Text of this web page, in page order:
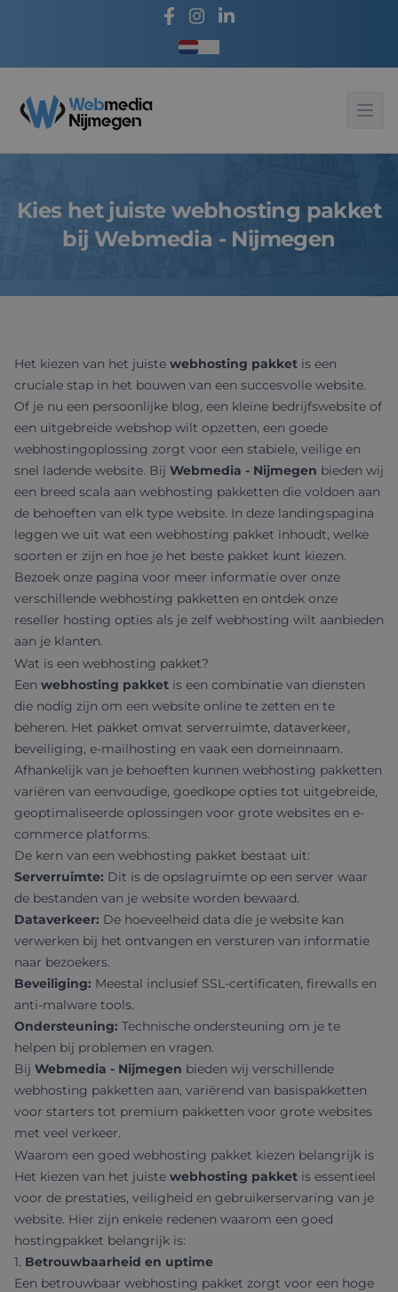
Taal kiezen
Webmedia - Nijmegen
Kies het juiste webhosting pakket
bij Webmedia - Nijmegen
Het kiezen van het juiste webhosting pakket is een
cruciale stap in het bouwen van een succesvolle website.
Of je nu een persoonlijke blog, een kleine bedrijfswebsite of
een uitgebreide webshop wilt opzetten, een goede
webhostingoplossing zorgt voor een stabiele, veilige en
snel ladende website. Bij Webmedia - Nijmegen bieden wij
een breed scala aan webhosting pakketten die voldoen aan
de behoeften van elk type website. In deze landingspagina
leggen we uit wat een webhosting pakket inhoudt, welke
soorten er zijn en hoe je het beste pakket kunt kiezen.
Bezoek onze pagina voor meer informatie over onze
verschillende webhosting pakketten en ontdek onze
reseller hosting opties als je zelf webhosting wilt aanbieden
aan je klanten.
Wat is een webhosting pakket?
Een webhosting pakket is een combinatie van diensten
die nodig zijn om een website online te zetten en te
beheren. Het pakket omvat serverruimte, dataverkeer,
beveiliging, e-mailhosting en vaak een domeinnaam.
Afhankelijk van je behoeften kunnen webhosting pakketten
variëren van eenvoudige, goedkope opties tot uitgebreide,
geoptimaliseerde oplossingen voor grote websites en e-
commerce platforms.
De kern van een webhosting pakket bestaat uit:
Serverruimte: Dit is de opslagruimte op een server waar
de bestanden van je website worden bewaard.
Dataverkeer: De hoeveelheid data die je website kan
verwerken bij het ontvangen en versturen van informatie
naar bezoekers.
Beveiliging: Meestal inclusief SSL-certificaten, firewalls en
anti-malware tools.
Ondersteuning: Technische ondersteuning om je te
helpen bij problemen en vragen.
Bij Webmedia - Nijmegen bieden wij verschillende
webhosting pakketten aan, variërend van basispakketten
voor starters tot premium pakketten voor grote websites
met veel verkeer.
Waarom een goed webhosting pakket kiezen belangrijk is
Het kiezen van het juiste webhosting pakket is essentieel
voor de prestaties, veiligheid en gebruikerservaring van je
website. Hier zijn enkele redenen waarom een goed
hostingpakket belangrijk is:
1. Betrouwbaarheid en uptime
Een betrouwbaar webhosting pakket zorgt voor een hoge